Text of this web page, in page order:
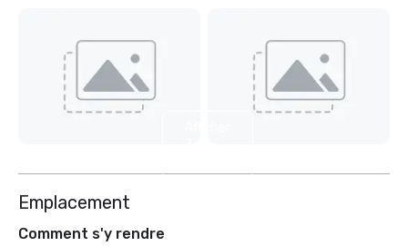
Emplacement
Comment s'y rendre